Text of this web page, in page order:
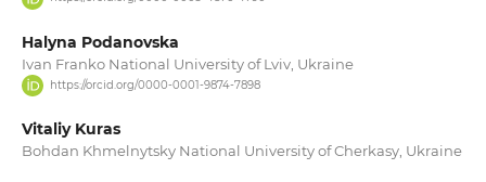
Halyna Podanovska
Ivan Franko National University of Lviv, Ukraine
https://orcid.org/0000-0001-9874-7898
Vitaliy Kuras
Bohdan Khmelnytsky National University of Cherkasy, Ukraine